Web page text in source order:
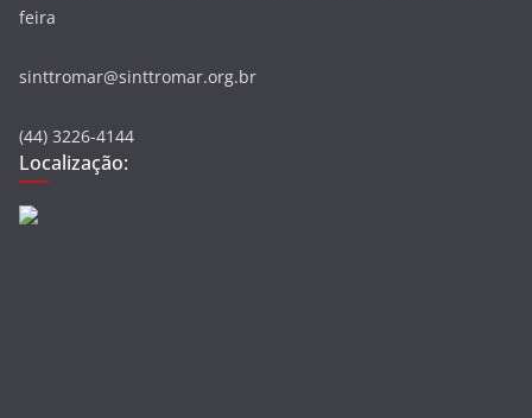
feira
sinttromar@sinttromar.org.br
(44) 3226-4144
Localização: